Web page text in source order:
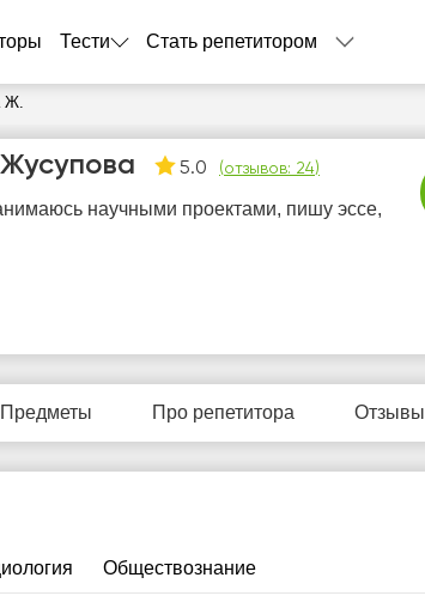
Тести Стать репетитором
Ж.
5.0 (отзывов: 24)
научными проектами, пишу эссе,
Предметы Про репетитора Отзывы
Обществознание
8
9
10
Нет
свободных
Нет
свободных
Нет
свободных